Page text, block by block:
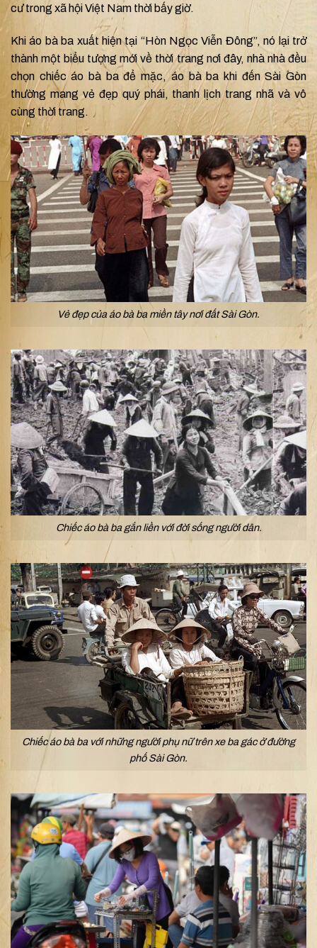
cư trong xã hội Việt Nam thời bấy giờ.
Khi áo bà ba xuất hiện tại “Hòn Ngọc Viễn Đông”, nó lại trở
thành một biểu tượng mới về thời trang nơi đây, nhà nhà đều
chọn chiếc áo bà ba để mặc, áo bà ba khi đến Sài Gòn
thường mang vẻ đẹp quý phái, thanh lịch trang nhã và vô
cùng thời trang.
Vẻ đẹp của áo bà ba miền tây nơi đất Sài Gòn.
Chiếc áo bà ba gắn liền với đời sống người dân.
Chiếc áo bà ba với những người phụ nữ trên xe ba gác ở đường
phố Sài Gòn.